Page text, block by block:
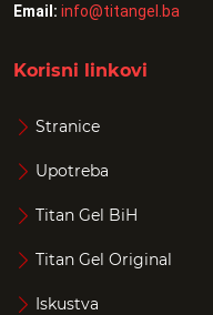
Email: info@titangel.ba
Korisni linkovi
Stranice
Upotreba
Titan Gel BiH
Titan Gel Original
Iskustva